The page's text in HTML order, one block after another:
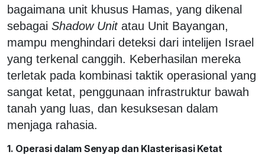
bagaimana unit khusus Hamas, yang dikenal
sebagai Shadow Unitatau Unit Bayangan,
mampu menghindari deteksi dari intelijen Israel
yang terkenal canggih. Keberhasilan mereka
terletak pada kombinasi taktik operasional yang
sangat ketat, penggunaan infrastruktur bawah
tanah yang luas, dan kesuksesan dalam
menjaga rahasia.
1. Operasi dalam Senyap dan Klasterisasi Ketat